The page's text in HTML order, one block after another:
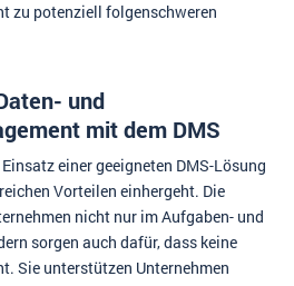
zu potenziell folgenschweren
und
mit dem DMS
einer geeigneten DMS-Lösung
Vorteilen einhergeht. Die
nicht nur im Aufgaben- und
sorgen auch dafür, dass keine
Sie unterstützen Unternehmen